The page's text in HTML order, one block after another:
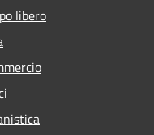
libero